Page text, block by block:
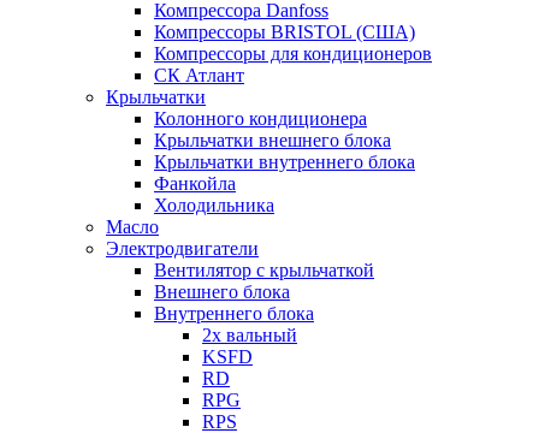
Компрессора Danfoss
Компрессоры BRISTOL (США)
Компрессоры для кондиционеров
СК Атлант
Крыльчатки
Колонного кондиционера
Крыльчатки внешнего блока
Крыльчатки внутреннего блока
Фанкойла
Холодильника
Масло
Электродвигатели
Вентилятор с крыльчаткой
Внешнего блока
Внутреннего блока
2х вальный
KSFD
RD
RPG
RPS